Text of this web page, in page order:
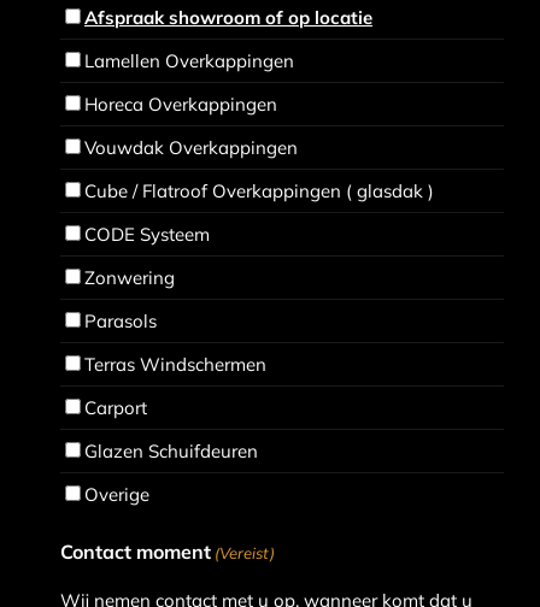
Afspraak showroom of op locatie
Lamellen Overkappingen
Horeca Overkappingen
Vouwdak Overkappingen
Cube / Flatroof Overkappingen ( glasdak )
CODE Systeem
Zonwering
Parasols
Terras Windschermen
Carport
Glazen Schuifdeuren
Overige
Contact moment (Vereist)
Wij nemen contact met u op, wanneer komt dat u